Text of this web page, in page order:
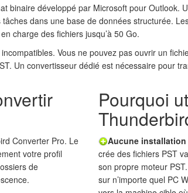
binaire développé par Microsoft pour Outlook.
dans une base de données structurée.
charge des fichiers jusqu’à 50 Go.
Vous ne pouvez pas ouvrir un
Un convertisseur dédié est nécessaire pour
Converter Pro. Le
votre profil
de
Pourquoi
Aucune installation
crée des fichiers PST
son propre moteur
sur n’importe quel PC